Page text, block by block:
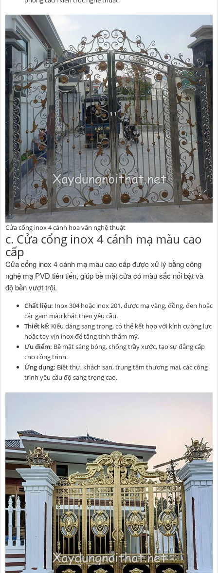
Cửa cổng inox 4 cánh hoa văn nghệ thuật
c. Cửa cổng inox 4 cánh mạ màu cao
cấp
Cửa cổng inox 4 cánh mạ màu cao cấp được xử lý bằng công
nghệ mạ PVD tiên tiến, giúp bề mặt cửa có màu sắc nổi bật và
độ bền vượt trội.
Chất liệu: Inox 304 hoặc inox 201, được mạ vàng, đồng, đen hoặc
các gam màu khác theo yêu cầu.
Thiết kế: Kiểu dáng sang trọng, có thể kết hợp với kính cường lực
hoặc tay vịn inox để tăng tính thẩm mỹ.
Ưu điểm: Bề mặt sáng bóng, chống trầy xước, tạo sự đẳng cấp
cho công trình.
Ứng dụng: Biệt thự, khách sạn, trung tâm thương mại, các công
trình yêu cầu độ sang trọng cao.